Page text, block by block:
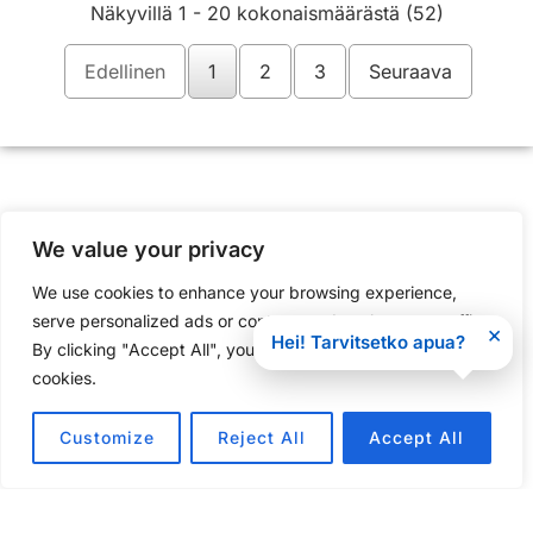
We value your privacy
We use cookies to enhance your browsing experience,
serve personalized ads or content, and analyze our traffic.
By clicking "Accept All", you consent to our use of
cookies.
Customize Reject All Accept All
Näkyvillä 1 - 20 kokonaismäärästä (52)
Edellinen 1 2 3 Seuraava
Hei! Tarvitsetko apua? ×